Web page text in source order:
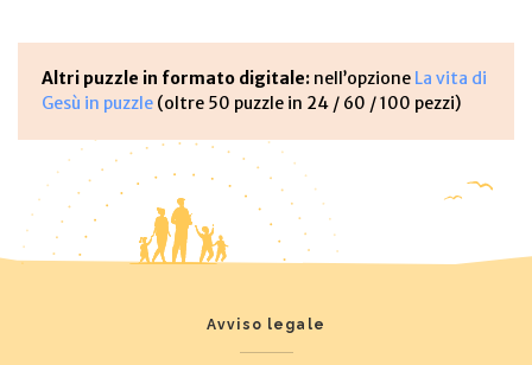
Altri puzzle in formato digitale: nell’opzione La vita di
Gesù in puzzle (oltre 50 puzzle in 24 / 60 / 100 pezzi)
Avviso legale